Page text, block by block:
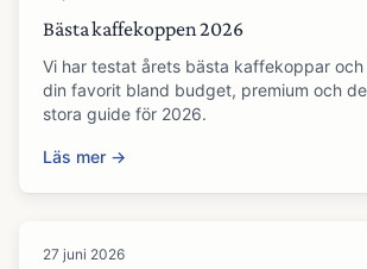
Bästa kaffekoppen 2026
Vi har testat årets bästa kaffekoppar och
din favorit bland budget, premium och
stora guide för 2026.
Läs mer →
27 juni 2026